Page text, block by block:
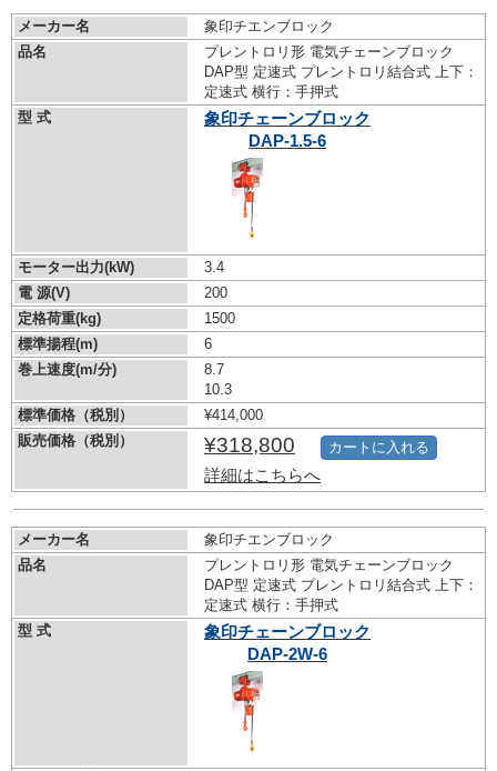
メーカー名
象印チエンブロック
品名
プレントロリ形 電気チェーンブロック
DAP型 定速式 プレントロリ結合式 上下：
定速式 横行：手押式
型 式
象印チェーンブロック
DAP-1.5-6
モーター出力(kW)
3.4
電 源(V)
200
定格荷重(kg)
1500
標準揚程(m)
6
巻上速度(m/分)
8.7
10.3
標準価格（税別）
¥414,000
販売価格（税別）
¥318,800
詳細はこちらへ
カートに入れる
メーカー名
象印チエンブロック
品名
プレントロリ形 電気チェーンブロック
DAP型 定速式 プレントロリ結合式 上下：
定速式 横行：手押式
型 式
象印チェーンブロック
DAP-2W-6